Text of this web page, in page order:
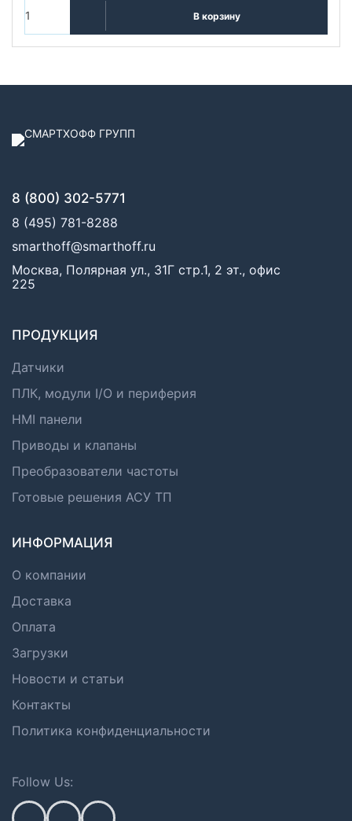
В корзину
8 (800) 302-5771
8 (495) 781-8288
smarthoff@smarthoff.ru
Москва, Полярная ул., 31Г стр.1, 2 эт., офис
225
ПРОДУКЦИЯ
Датчики
ПЛК, модули I/O и периферия
HMI панели
Приводы и клапаны
Преобразователи частоты
Готовые решения АСУ ТП
ИНФОРМАЦИЯ
О компании
Доставка
Оплата
Загрузки
Новости и статьи
Контакты
Политика конфиденциальности
Follow Us: